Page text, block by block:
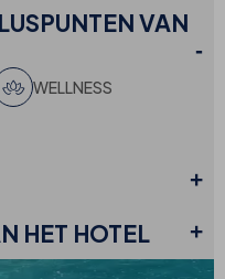
VAN
WELLNESS
HET HOTEL